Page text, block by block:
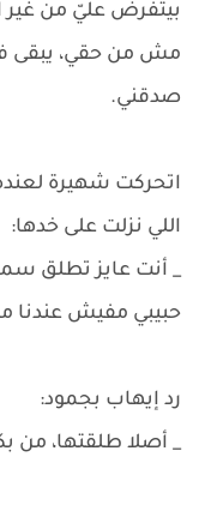
بيتفرض عليّ من غير
مش من حقي، يبقى
صدقني.
اتحركت شهيرة
اللي نزلت على خدها:
_ أنت عايز تطلق
حبيبي مفيش عندنا
رد إيهاب بجمود:
_ أصلا طلقتها، من